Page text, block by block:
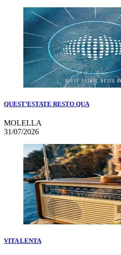
QUEST’ESTATE RESTO QUA
MOLELLA
31/07/2026
VITA LENTA